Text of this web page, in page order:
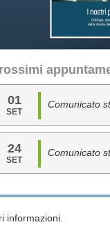
01
SET
Comunicato
24
SET
Comunicato
informazioni.